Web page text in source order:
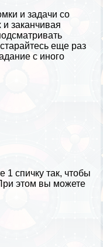
и задачи со
заканчивая
еще раз
с иного
1 спичку так, чтобы
этом вы можете